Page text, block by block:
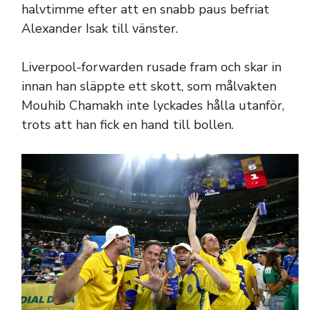
halvtimme efter att en snabb paus befriat
Alexander Isak till vänster.
Liverpool-forwarden rusade fram och skar in
innan han släppte ett skott, som målvakten
Mouhib Chamakh inte lyckades hålla utanför,
trots att han fick en hand till bollen.